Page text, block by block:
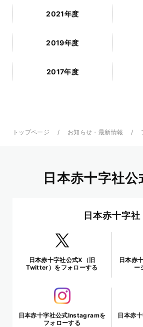
2021年度
2019年度
2017年度
トップページ お知らせ・最新情報
日本赤十字社公
日本赤十字社
日本赤十字社公式X（旧
Twitter）をフォローする
日本赤
ー
日本赤十字社公式Instagramを
フォローする
日本赤